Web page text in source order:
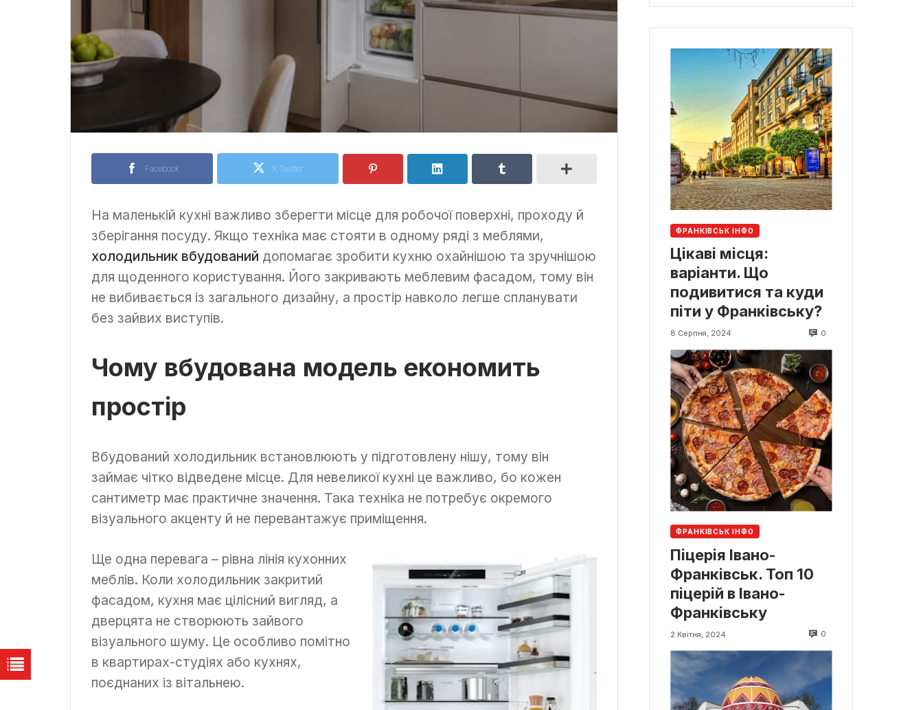
Facebook X Twitter
На маленькій кухні важливо зберегти місце для робочої поверхні, проходу й
зберігання посуду. Якщо техніка має стояти в одному ряді з меблями,
холодильник вбудований допомагає зробити кухню охайнішою та зручнішою
для щоденного користування. Його закривають меблевим фасадом, тому він
не вибивається із загального дизайну, а простір навколо легше спланувати
без зайвих виступів.
Чому вбудована модель економить
простір
Вбудований холодильник встановлюють у підготовлену нішу, тому він
займає чітко відведене місце. Для невеликої кухні це важливо, бо кожен
сантиметр має практичне значення. Така техніка не потребує окремого
візуального акценту й не перевантажує приміщення.
Ще одна перевага – рівна лінія кухонних
меблів. Коли холодильник закритий
фасадом, кухня має цілісний вигляд, а
дверцята не створюють зайвого
візуального шуму. Це особливо помітно
в квартирах-студіях або кухнях,
поєднаних із вітальнею.
ФРАНКІВСЬК ІНФО
Цікаві місця:
варіанти. Що
подивитися та куди
піти у Франківську?
8 Серпня, 2024 0
ФРАНКІВСЬК ІНФО
Піцерія Івано-
Франківськ. Топ 10
піцерій в Івано-
Франківську
2 Квітня, 2024 0